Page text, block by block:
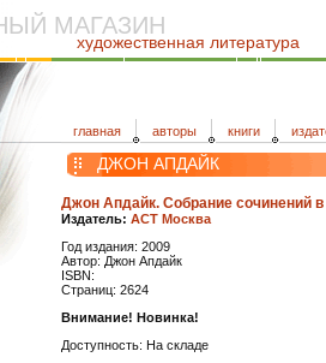
МАГАЗИН
художественная литература
главная авторы книги
ДЖОН АПДАЙК
Джон Апдайк. Собрание сочинений
Издатель: АСТ Москва
Год издания: 2009
Автор: Джон Апдайк
ISBN:
Страниц: 2624
Внимание! Новинка!
Доступность: На складе